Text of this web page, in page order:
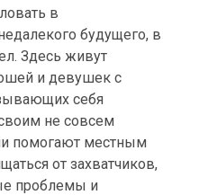
в
будущего, в
Здесь живут
и девушек с
себя
не совсем
помогают местным
от захватчиков,
проблемы и